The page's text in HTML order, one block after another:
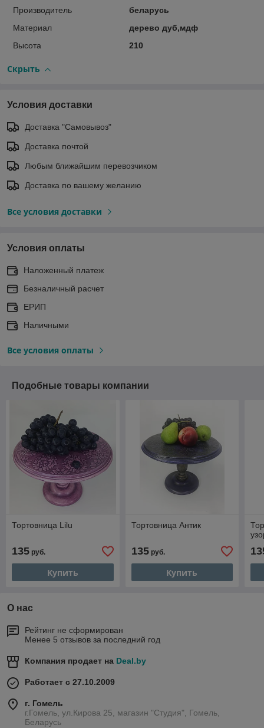
Производитель
беларусь
Материал
дерево дуб,мдф
Высота
210
Скрыть
Условия доставки
Доставка "Самовывоз"
Доставка почтой
Любым ближайшим перевозчиком
Доставка по вашему желанию
Все условия доставки
Условия оплаты
Наложенный платеж
Безналичный расчет
ЕРИП
Наличными
Все условия оплаты
Подобные товары компании
Тортовница Lilu
135 руб.
Купить
Тортовница Антик
135руб.
Купить
О нас
Рейтинг не сформирован
Менее 5 отзывов за последний год
Компания продает на Deal.by
Работает с 27.10.2009
г. Гомель
г.Гомель, ул.Кирова 25, магазин "Студия", Гомель,
Беларусь